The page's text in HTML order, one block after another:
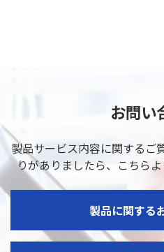
お問い
製品サービス内容に関するご
りがありましたら、 こちら
製品に関する